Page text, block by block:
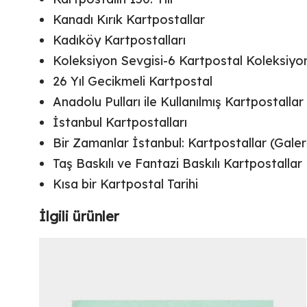
Kanadı Kırık Kartpostallar
Kadıköy Kartpostalları
Koleksiyon Sevgisi-6 Kartpostal
26 Yıl Gecikmeli Kartpostal
Anadolu Pulları ile Kullanılmış Kartpostallar
İstanbul Kartpostalları
Bir Zamanlar İstanbul: Kartpostallar
Taş Baskılı ve Fantazi Baskılı Kartpostallar
Kısa bir Kartpostal Tarihi
İlgili ürünler